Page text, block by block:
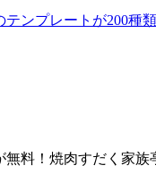
ンプレートが200種
無料！焼肉すだく家